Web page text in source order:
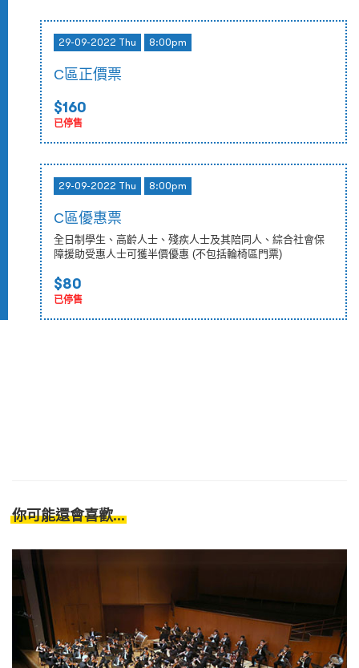
29-09-2022 Thu 8:00pm
C區正價票
$160
已停售
29-09-2022 Thu 8:00pm
C區優惠票
全日制學生、高齡人士、殘疾人士及其陪同人、綜合社會保
障援助受惠人士可獲半價優惠 (不包括輪椅區門票)
$80
已停售
你可能還會喜歡...